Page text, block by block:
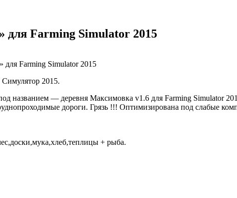
для Farming Simulator 2015
2015.
названием — деревня Максимовка v1.6 для Farming Simulator
дороги. Грязь !!! Оптимизирована под слабые
+ рыба.